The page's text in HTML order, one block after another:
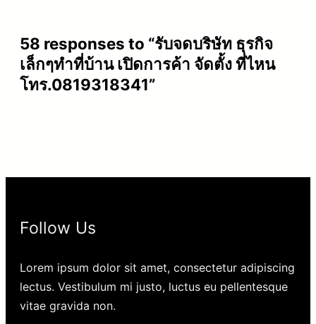
58 responses to “รับจดบริษัท ธุรกิจ
เล็กๆทําที่บ้าน เปิดการค้า จัดตั้ง ที่ไหน
โทร.0819318341”
Follow Us
Lorem ipsum dolor sit amet, consectetur adipiscing
lectus. Vestibulum mi justo, luctus eu pellentesque
vitae gravida non.